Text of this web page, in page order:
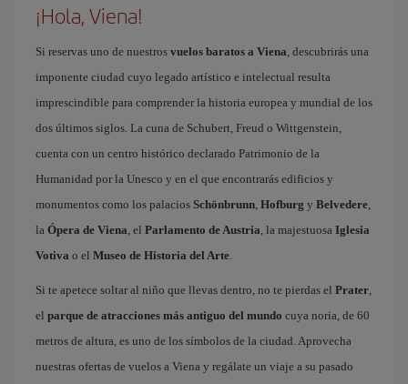
¡Hola, Viena!
Si reservas uno de nuestros vuelos baratos a Viena, descubrirás una
imponente ciudad cuyo legado artístico e intelectual resulta
imprescindible para comprender la historia europea y mundial de los
dos últimos siglos. La cuna de Schubert, Freud o Wittgenstein,
cuenta con un centro histórico declarado Patrimonio de la
Humanidad por la Unesco y en el que encontrarás edificios y
monumentos como los palacios Schönbrunn, Hofburg y Belvedere,
la Ópera de Viena, el Parlamento de Austria, la majestuosa Iglesia
Votiva o el Museo de Historia del Arte.
Si te apetece soltar al niño que llevas dentro, no te pierdas el Prater,
el parque de atracciones más antiguo del mundo cuya noria, de 60
metros de altura, es uno de los símbolos de la ciudad. Aprovecha
nuestras ofertas de vuelos a Viena y regálate un viaje a su pasado